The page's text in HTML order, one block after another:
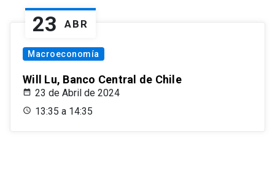
23 ABR
Macroeconomía
Will Lu, Banco Central de Chile
23 de Abril de 2024
13:35 a 14:35